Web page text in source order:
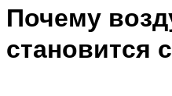
Почему
становится